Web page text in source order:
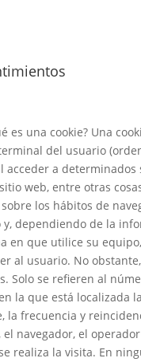
es una cookie? Una
del usuario
a determinados
web, entre otras
los hábitos de
dependiendo de la
en que utilice su
al usuario. No
Solo se refieren al
la que está localizada
la frecuencia y
navegador, el
realiza la visita. En